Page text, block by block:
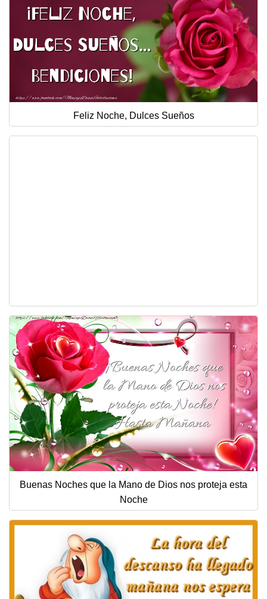
Feliz Noche, Dulces Sueños
Buenas Noches que la Mano de Dios nos proteja esta
Noche